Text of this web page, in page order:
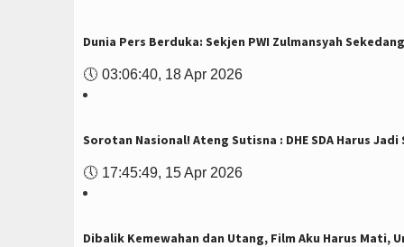
Dunia Pers Berduka: Sekjen PWI Zulmansyah
🕔 03:06:40, 18 Apr 2026
Sorotan Nasional! Ateng Sutisna : DHE SDA Harus
🕔 17:45:49, 15 Apr 2026
Dibalik Kemewahan dan Utang, Film Aku Harus Mati,